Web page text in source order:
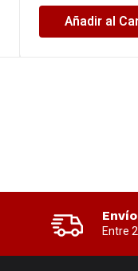
Añadir al
Entre